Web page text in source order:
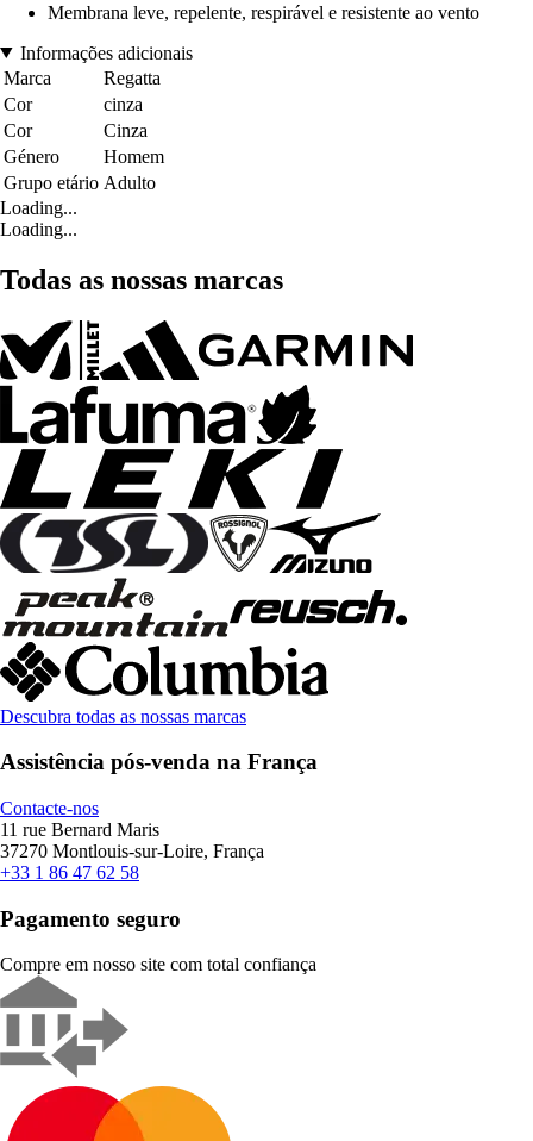
Membrana leve, repelente, respirável e resistente ao vento
Informações adicionais
Marca
Regatta
Cor
cinza
Cor
Cinza
Género
Homem
Grupo etário Adulto
Loading...
Loading...
Todas as nossas marcas
Descubra todas as nossas marcas
Assistência pós-venda na França
Contacte-nos
11 rue Bernard Maris
37270 Montlouis-sur-Loire, França
+33 1 86 47 62 58
Pagamento seguro
Compre em nosso site com total confiança